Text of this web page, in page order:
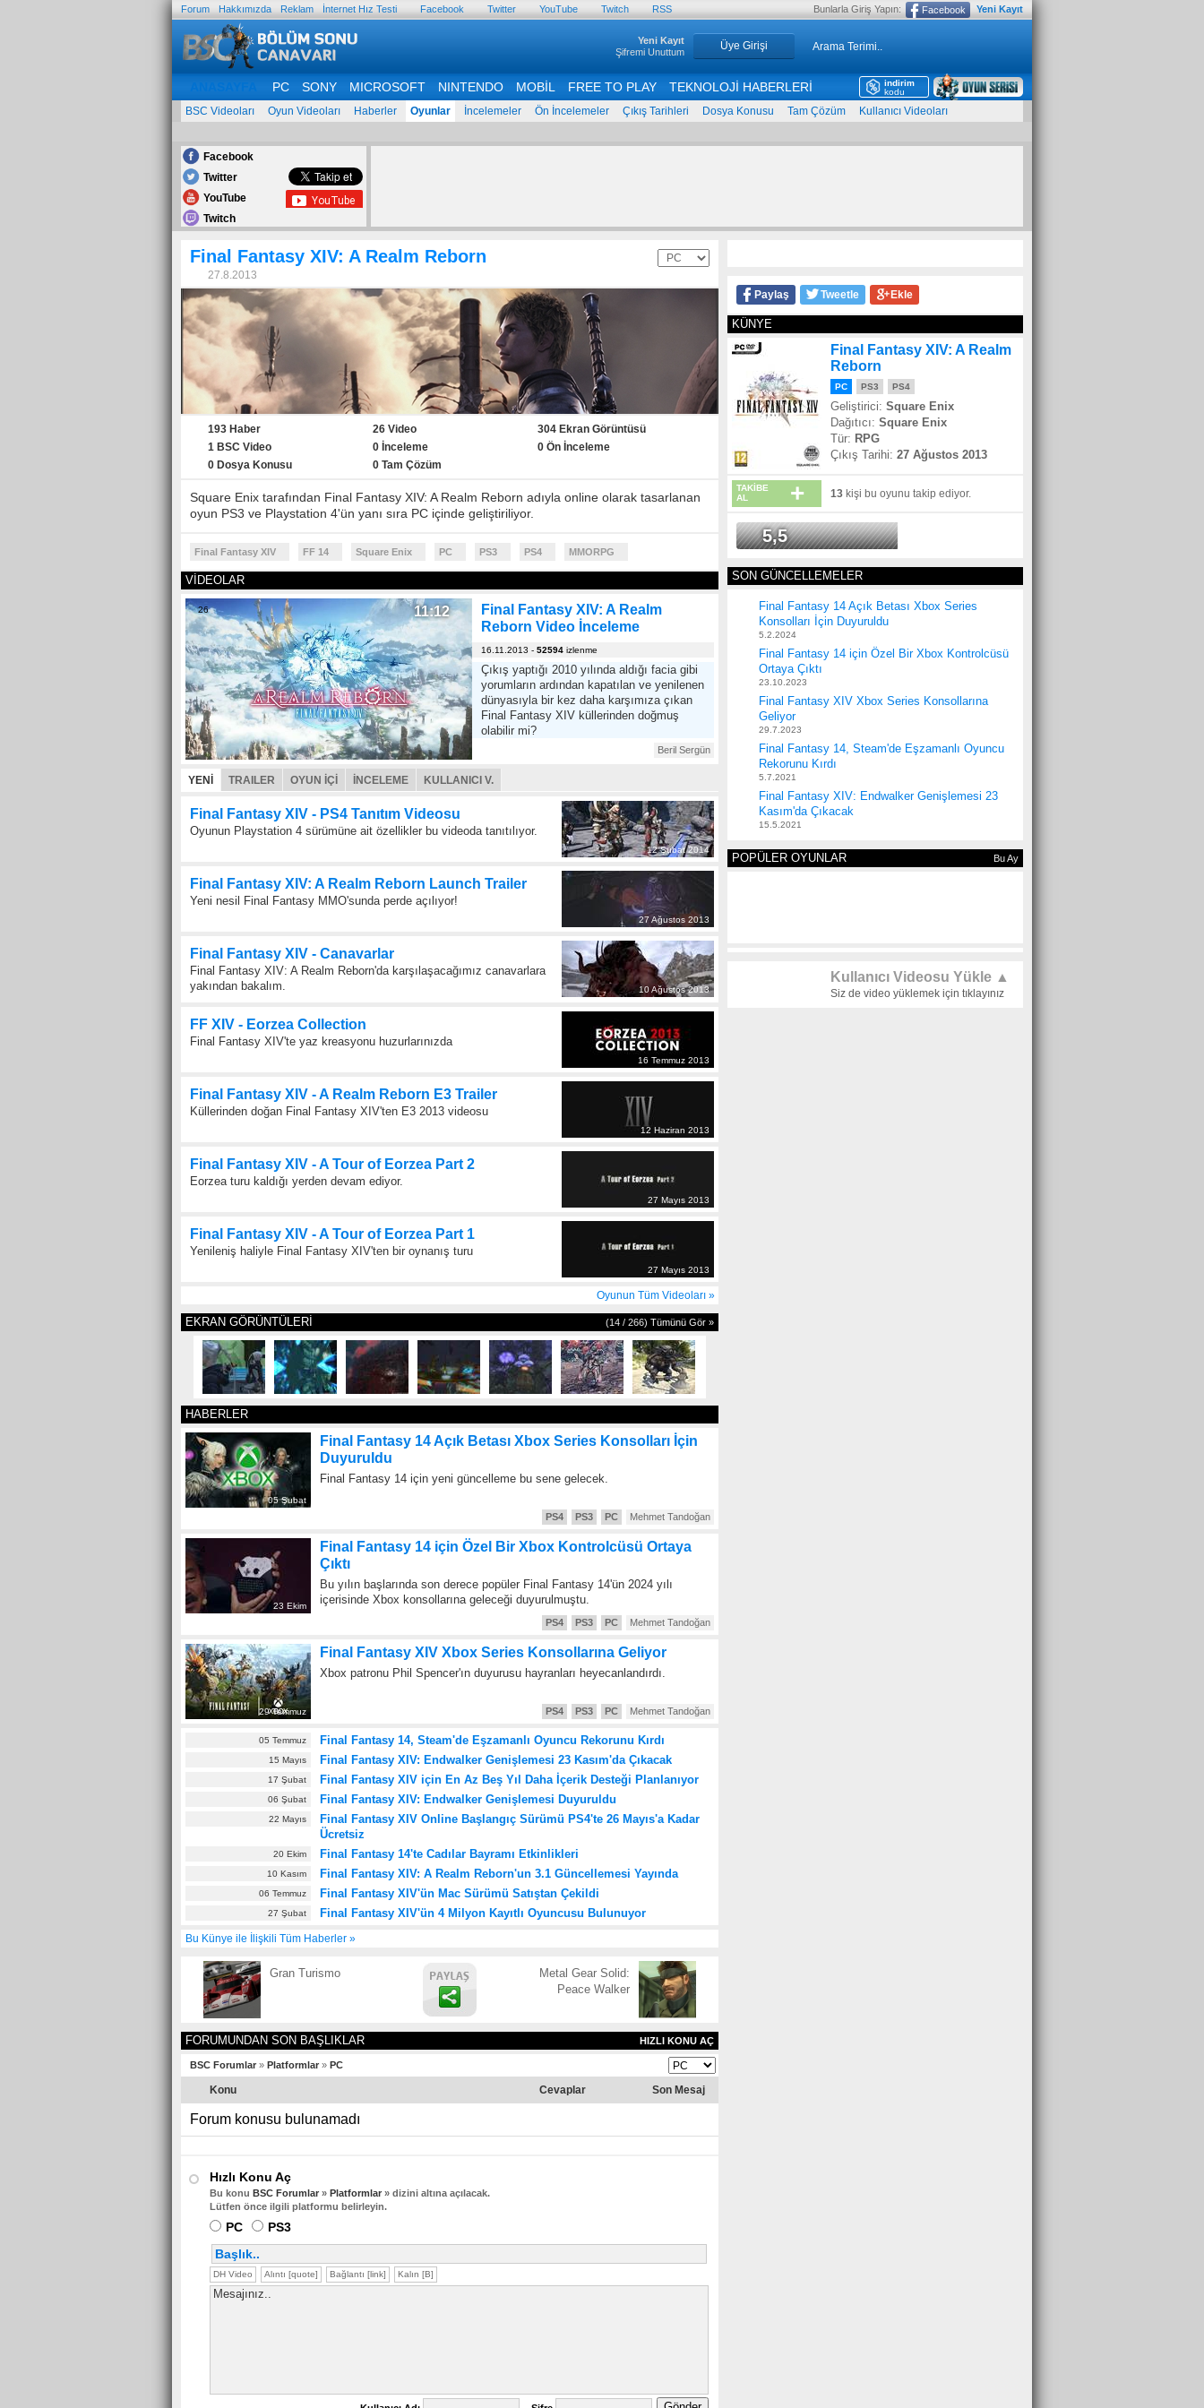
Forum Hakkımızda Reklam İnternet Hız Testi Facebook Twitter YouTube Twitch RSS Bunlarla Giriş Yapın: Facebook Yeni Kayıt
Üye Girişi
Yeni Kayıt
Şifremi Unuttum
PC SONY MICROSOFT NINTENDO MOBİL FREE TO PLAY TEKNOLOJİ HABERLERİ
indirim
kodu
BSC Videoları Oyun Videoları Haberler Oyunlar İncelemeler Ön İncelemeler Çıkış Tarihleri Dosya Konusu Tam Çözüm Kullanıcı Videoları
Facebook
Twitter
YouTube
Twitch
Final Fantasy XIV: A Realm Reborn
27.8.2013
193 Haber 26 Video
304 Ekran Görüntüsü
1 BSC Video
0 İnceleme
0 Ön İnceleme
0 Dosya Konusu
0 Tam Çözüm
Square Enix tarafından Final Fantasy XIV: A Realm Reborn adıyla online olarak tasarlanan
oyun PS3 ve Playstation 4'ün yanı sıra PC içinde geliştiriliyor.
Final Fantasy XIV FF 14 Square Enix PC PS3 PS4 MMORPG
VİDEOLAR
26 11:12
Final Fantasy XIV: A Realm
Reborn Video İnceleme
16.11.2013 - 52594 izlenme
Çıkış yaptığı 2010 yılında aldığı facia gibi
yorumların ardından kapatılan ve yenilenen
dünyasıyla bir kez daha karşımıza çıkan
Final Fantasy XIV küllerinden doğmuş
olabilir mi?
Beril Sergün
YENİ TRAILER OYUN İÇİ İNCELEME KULLANICI V.
Final Fantasy XIV - PS4 Tanıtım Videosu
Oyunun Playstation 4 sürümüne ait özellikler bu videoda tanıtılıyor.
12 Şubat 2014
Final Fantasy XIV: A Realm Reborn Launch Trailer
Yeni nesil Final Fantasy MMO'sunda perde açılıyor!
27 Ağustos 2013
Final Fantasy XIV - Canavarlar
Final Fantasy XIV: A Realm Reborn'da karşılaşacağımız canavarlara
yakından bakalım.
10 Ağustos 2013
FF XIV - Eorzea Collection
Final Fantasy XIV'te yaz kreasyonu huzurlarınızda
16 Temmuz 2013
Final Fantasy XIV - A Realm Reborn E3 Trailer
Küllerinden doğan Final Fantasy XIV'ten E3 2013 videosu
12 Haziran 2013
Final Fantasy XIV - A Tour of Eorzea Part 2
Eorzea turu kaldığı yerden devam ediyor.
27 Mayıs 2013
Final Fantasy XIV - A Tour of Eorzea Part 1
Yenileniş haliyle Final Fantasy XIV'ten bir oynanış turu
27 Mayıs 2013
Oyunun Tüm Videoları »
EKRAN GÖRÜNTÜLERİ (14 / 266) Tümünü Gör »
HABERLER
0
05 Şubat
Final Fantasy 14 Açık Betası Xbox Series Konsolları İçin
Duyuruldu
Final Fantasy 14 için yeni güncelleme bu sene gelecek.
Mehmet Tandoğan
PC
PS3
PS4
4
23 Ekim
Final Fantasy 14 için Özel Bir Xbox Kontrolcüsü Ortaya
Çıktı
Bu yılın başlarında son derece popüler Final Fantasy 14'ün 2024 yılı
içerisinde Xbox konsollarına geleceği duyurulmuştu.
Mehmet Tandoğan
PC
PS3
PS4
0
29 Temmuz
Final Fantasy XIV Xbox Series Konsollarına Geliyor
Xbox patronu Phil Spencer'ın duyurusu hayranları heyecanlandırdı.
Mehmet Tandoğan
PC
PS3
PS4
05 Temmuz Final Fantasy 14, Steam'de Eşzamanlı Oyuncu Rekorunu Kırdı
15 Mayıs Final Fantasy XIV: Endwalker Genişlemesi 23 Kasım'da Çıkacak
17 Şubat Final Fantasy XIV için En Az Beş Yıl Daha İçerik Desteği Planlanıyor
06 Şubat Final Fantasy XIV: Endwalker Genişlemesi Duyuruldu
22 Mayıs
Final Fantasy XIV Online Başlangıç Sürümü PS4'te 26 Mayıs'a Kadar
Ücretsiz
20 Ekim Final Fantasy 14'te Cadılar Bayramı Etkinlikleri
10 Kasım Final Fantasy XIV: A Realm Reborn'un 3.1 Güncellemesi Yayında
06 Temmuz Final Fantasy XIV'ün Mac Sürümü Satıştan Çekildi
27 Şubat Final Fantasy XIV'ün 4 Milyon Kayıtlı Oyuncusu Bulunuyor
Bu Künye ile İlişkili Tüm Haberler »
Gran Turismo
Metal Gear Solid:
Peace Walker
FORUMUNDAN SON BAŞLIKLAR HIZLI KONU AÇ
BSC Forumlar » Platformlar » PC
Konu Son Mesaj
Cevaplar
Forum konusu bulunamadı
Hızlı Konu Aç
Bu konu BSC Forumlar » Platformlar » dizini altına açılacak.
Lütfen önce ilgili platformu belirleyin.
PC PS3
Paylaş Tweetle Ekle
KÜNYE
Final Fantasy XIV: A Realm
Reborn
PC PS3 PS4
Geliştirici: Square Enix
Dağıtıcı: Square Enix
Tür: RPG
Çıkış Tarihi: 27 Ağustos 2013
+
TAKİBE
AL
13 kişi bu oyunu takip ediyor.
5,5
SON GÜNCELLEMELER
Final Fantasy 14 Açık Betası Xbox Series
Konsolları İçin Duyuruldu
5.2.2024
Final Fantasy 14 için Özel Bir Xbox Kontrolcüsü
Ortaya Çıktı
23.10.2023
Final Fantasy XIV Xbox Series Konsollarına
Geliyor
29.7.2023
Final Fantasy 14, Steam'de Eşzamanlı Oyuncu
Rekorunu Kırdı
5.7.2021
Final Fantasy XIV: Endwalker Genişlemesi 23
Kasım'da Çıkacak
15.5.2021
POPÜLER OYUNLAR Bu Ay
Kullanıcı Videosu Yükle ▲
Siz de video yüklemek için tıklayınız